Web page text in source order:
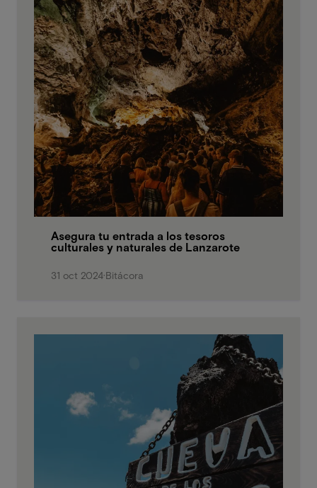
Asegura tu entrada a los tesoros
culturales y naturales de Lanzarote
31 oct 2024·Bitácora